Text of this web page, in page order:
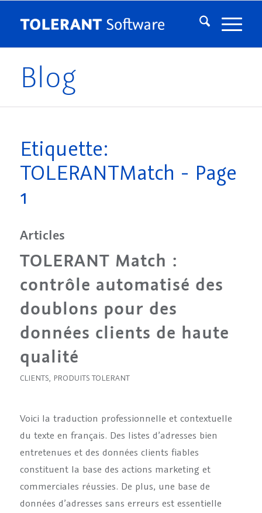
Blog
Etiquette:
TOLERANTMatch - Page
1
Articles
TOLERANT Match :
contrôle automatisé des
doublons pour des
données clients de haute
qualité
CLIENTS, PRODUITS TOLERANT
Voici la traduction professionnelle et contextuelle
du texte en français. Des listes d’adresses bien
entretenues et des données clients fiables
constituent la base des actions marketing et
commerciales réussies. De plus, une base de
données d’adresses sans erreurs est essentielle